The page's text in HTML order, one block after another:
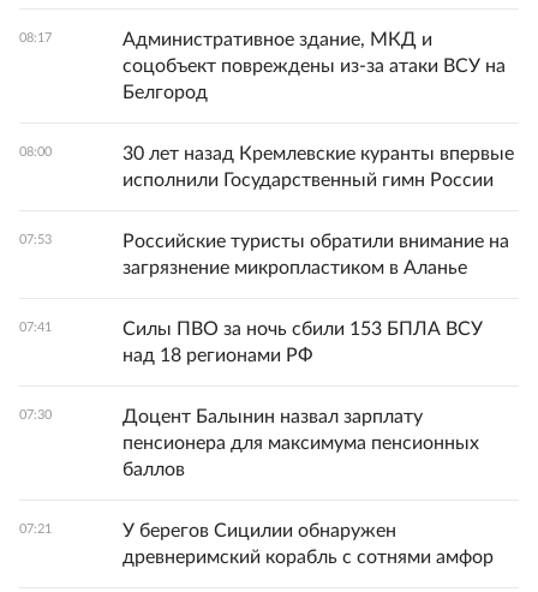
08:17
Административное здание, МКД и
соцобъект повреждены из-за атаки ВСУ на
Белгород
08:00
30 лет назад Кремлевские куранты впервые
исполнили Государственный гимн России
07:53
Российские туристы обратили внимание на
загрязнение микропластиком в Аланье
07:41
Силы ПВО за ночь сбили 153 БПЛА ВСУ
над 18 регионами РФ
07:30
Доцент Балынин назвал зарплату
пенсионера для максимума пенсионных
баллов
07:21
У берегов Сицилии обнаружен
древнеримский корабль с сотнями амфор